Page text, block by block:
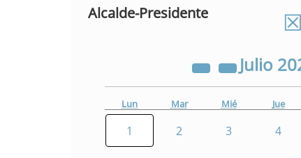
Alcalde-Presidente ☒
Julio
Lun Mar Mié Jue
1 2 3 4